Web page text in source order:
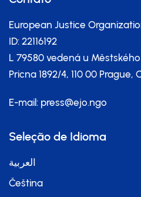
European Justice
ID: 22116192
L 79580 vedená u
Pricna 1892/4, 110 00 Prague,
E-mail: press@ejo.ngo
Seleção de Idioma
العربية
Čeština